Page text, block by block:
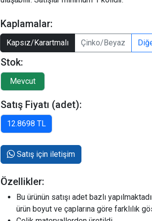
Kaplamalar:
Kapsız/Karartmalı Çinko/Beyaz
Stok:
Satış Fiyatı (adet):
Satış için iletişim
Özellikler:
Bu ürünün satışı adet bazlı
ürün boyut ve çaplarına göre farklılık